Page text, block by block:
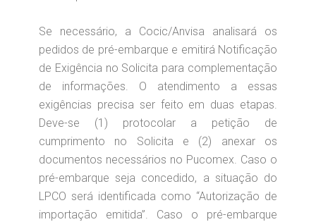
Se necessário, a Cocic/Anvisa analisará os
pedidos de pré-embarque e emitirá Notificação
de Exigência no Solicita para complementação
de informações. O atendimento a essas
exigências precisa ser feito em duas etapas.
Deve-se (1) protocolar a petição de
cumprimento no Solicita e (2) anexar os
documentos necessários no Pucomex. Caso o
pré-embarque seja concedido, a situação do
LPCO será identificada como “Autorização de
importação emitida”. Caso o pré-embarque